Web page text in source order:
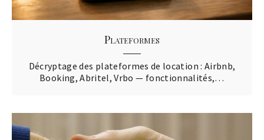
Plateformes
Décryptage des plateformes de location : Airbnb,
Booking, Abritel, Vrbo — fonctionnalités,…